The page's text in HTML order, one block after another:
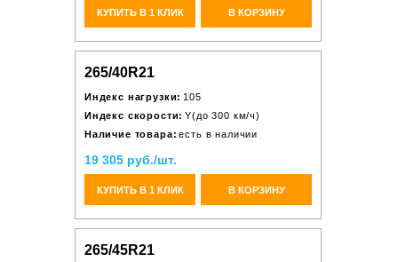
КУПИТЬ В 1 КЛИК В КОРЗИНУ
265/40R21
Индекс нагрузки: 105
Индекс скорости: Y(до 300 км/ч)
Наличие товара: есть в наличии
19 305 руб./шт.
КУПИТЬ В 1 КЛИК В КОРЗИНУ
265/45R21